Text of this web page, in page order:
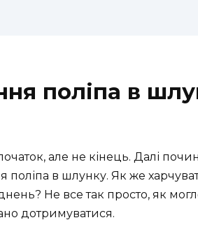
поліпа в
але не кінець. Далі
поліпа в шлунку. Як же
Не все так просто, як
дотримуватися.